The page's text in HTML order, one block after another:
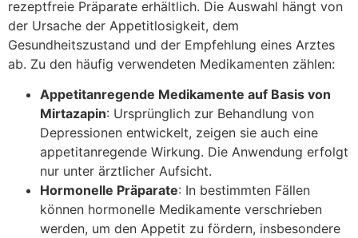
rezeptfreie Präparate erhältlich. Die Auswahl hängt von
der Ursache der Appetitlosigkeit, dem
Gesundheitszustand und der Empfehlung eines Arztes
ab. Zu den häufig verwendeten Medikamenten zählen:
Appetitanregende Medikamente auf Basis von
Mirtazapin: Ursprünglich zur Behandlung von
Depressionen entwickelt, zeigen sie auch eine
appetitanregende Wirkung. Die Anwendung erfolgt
nur unter ärztlicher Aufsicht.
Hormonelle Präparate: In bestimmten Fällen
können hormonelle Medikamente verschrieben
werden, um den Appetit zu fördern, insbesondere